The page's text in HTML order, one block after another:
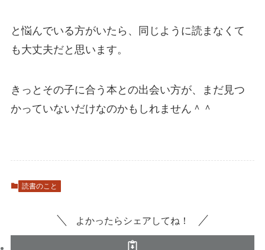
と悩んでいる方がいたら、同じように読まなくて
も大丈夫だと思います。
きっとその子に合う本との出会い方が、まだ見つ
かっていないだけなのかもしれません＾＾
読書のこと
よかったらシェアしてね！